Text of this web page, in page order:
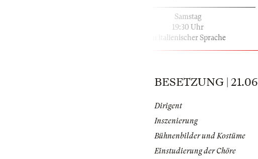
Samstag
19:30 Uhr
in italienischer Sprache
BESETZUNG |
Dirigent
Inszenierung
Bühnenbilder und Kostüme
Einstudierung der Chöre